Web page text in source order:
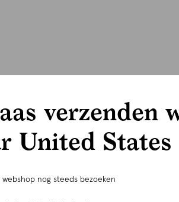
verzenden
United States
nog steeds bezoeken